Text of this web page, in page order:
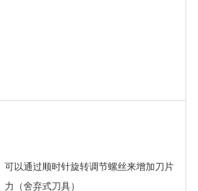
可以通过顺时针旋转调节螺丝来增加刀片
力（舍弃式刀具）